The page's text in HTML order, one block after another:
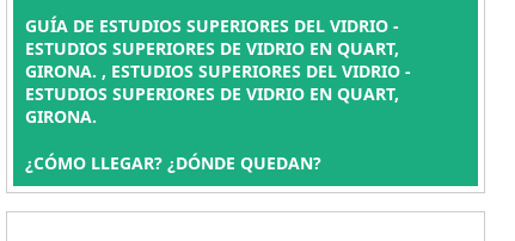
GUÍA DE ESTUDIOS SUPERIORES DEL VIDRIO -
ESTUDIOS SUPERIORES DE VIDRIO EN QUART,
GIRONA. , ESTUDIOS SUPERIORES DEL VIDRIO -
ESTUDIOS SUPERIORES DE VIDRIO EN QUART,
GIRONA.
¿CÓMO LLEGAR? ¿DÓNDE QUEDAN?